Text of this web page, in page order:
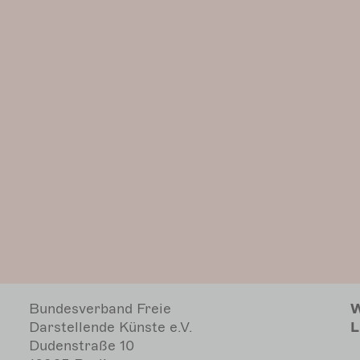
Bundesverband Freie
Darstellende Künste e.V.
Dudenstraße 10